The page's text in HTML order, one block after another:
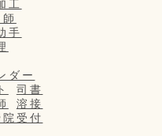
工
手
ダー
司書
溶接
受付